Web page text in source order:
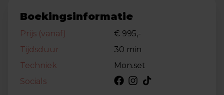
Boekingsinformatie
Prijs (vanaf)
€ 995,-
Tijdsduur
30 min
Techniek
Mon.set
Socials